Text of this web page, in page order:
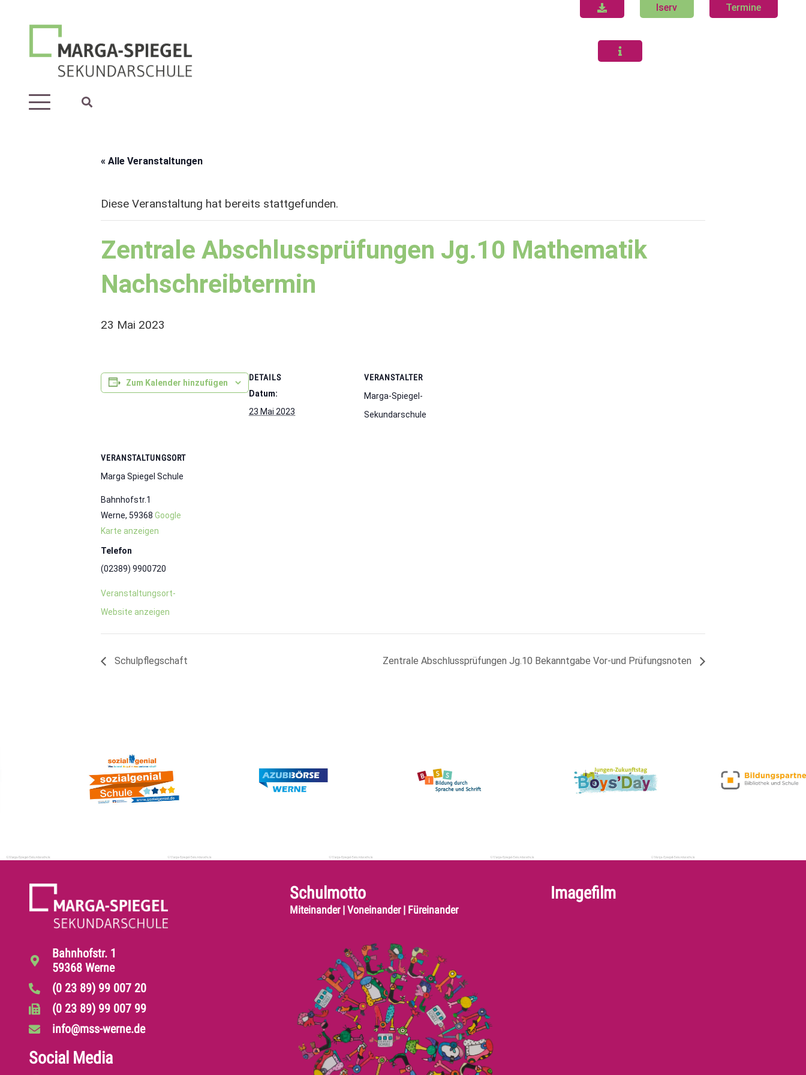
Iserv Termine
« Alle Veranstaltungen
Diese Veranstaltung hat bereits stattgefunden.
Zentrale Abschlussprüfungen Jg.10 Mathematik
Nachschreibtermin
23 Mai 2023
Zum Kalender hinzufügen
DETAILS
Datum:
23 Mai 2023
VERANSTALTER
Marga-Spiegel-
Sekundarschule
VERANSTALTUNGSORT
Marga Spiegel Schule
Bahnhofstr.1
Werne, 59368 Google
Karte anzeigen
Telefon
(02389) 9900720
Veranstaltungsort-
Website anzeigen
Schulpflegschaft Zentrale Abschlussprüfungen Jg.10 Bekanntgabe Vor-und Prüfungsnoten
Bahnhofstr. 1
59368 Werne
(0 23 89) 99 007 20
(0 23 89) 99 007 99
info@mss-werne.de
Social Media
Schulmotto
Miteinander | Voneinander | Füreinander
Imagefilm